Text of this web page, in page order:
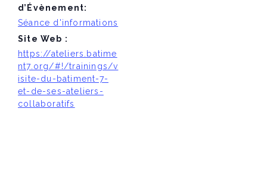
d’Évènement:
Séance d'informations
Site Web :
https://ateliers.batime
nt7.org/#!/trainings/v
isite-du-batiment-7-
et-de-ses-ateliers-
collaboratifs